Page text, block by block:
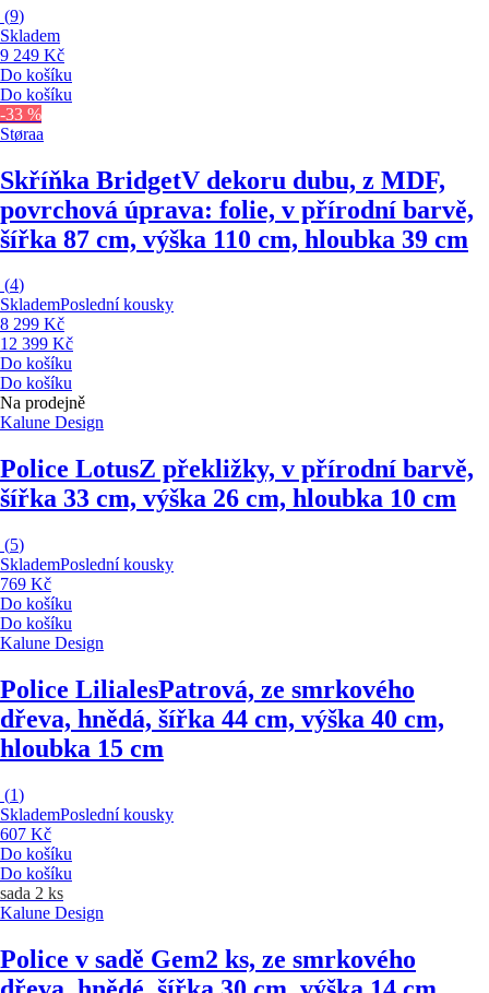
(9)
Skladem
9 249 Kč
Do košíku
Do košíku
-33 %
Støraa
Skříňka BridgetV dekoru dubu, z MDF,
povrchová úprava: folie, v přírodní barvě,
šířka 87 cm, výška 110 cm, hloubka 39 cm
(4)
SklademPoslední kousky
8 299 Kč
12 399 Kč
Do košíku
Do košíku
Na prodejně
Kalune Design
Police LotusZ překližky, v přírodní barvě,
šířka 33 cm, výška 26 cm, hloubka 10 cm
(5)
SklademPoslední kousky
769 Kč
Do košíku
Do košíku
Kalune Design
Police LilialesPatrová, ze smrkového
dřeva, hnědá, šířka 44 cm, výška 40 cm,
hloubka 15 cm
(1)
SklademPoslední kousky
607 Kč
Do košíku
Do košíku
sada 2 ks
Kalune Design
Police v sadě Gem2 ks, ze smrkového